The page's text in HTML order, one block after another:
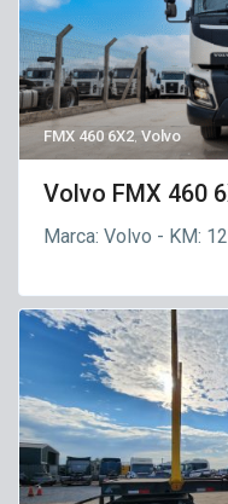
FMX 460 6X2,Volvo
Volvo FMX 460
Marca: Volvo - KM: